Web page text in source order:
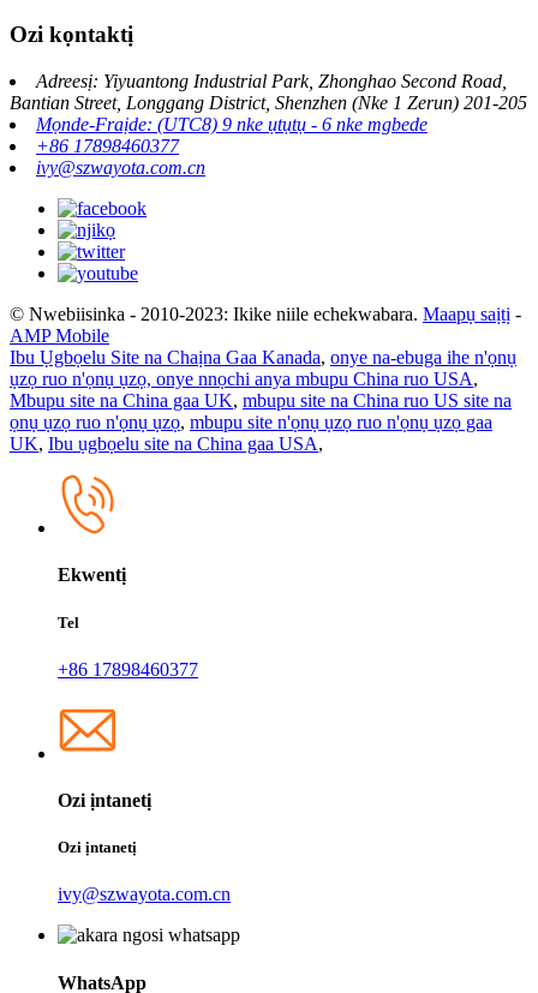
Ozi kọntaktị
Adreesị: Yiyuantong Industrial Park, Zhonghao Second Road,
Bantian Street, Longgang District, Shenzhen (Nke 1 Zerun) 201-205
Mọnde-Fraịde: (UTC8) 9 nke ụtụtụ - 6 nke mgbede
+86 17898460377
ivy@szwayota.com.cn
© Nwebiisinka - 2010-2023: Ikike niile echekwabara. Maapụ saịtị -
AMP Mobile
Ibu Ụgbọelu Site na Chaịna Gaa Kanada, onye na-ebuga ihe n'ọnụ
ụzọ ruo n'ọnụ ụzọ, onye nnọchi anya mbupu China ruo USA,
Mbupu site na China gaa UK, mbupu site na China ruo US site na
ọnụ ụzọ ruo n'ọnụ ụzọ, mbupu site n'ọnụ ụzọ ruo n'ọnụ ụzọ gaa
UK, Ibu ụgbọelu site na China gaa USA,
Ekwentị
Tel
+86 17898460377
Ozi ịntanetị
Ozi ịntanetị
ivy@szwayota.com.cn
WhatsApp